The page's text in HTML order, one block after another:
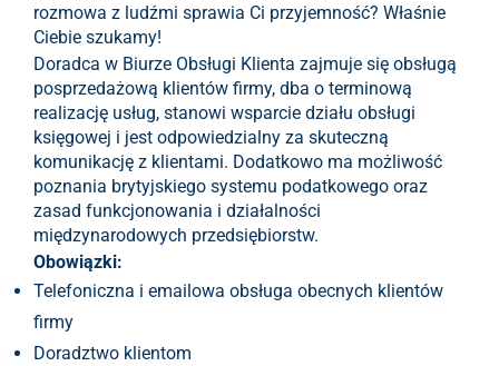
rozmowa z ludźmi sprawia Ci przyjemność? Właśnie
Ciebie szukamy!
Doradca w Biurze Obsługi Klienta zajmuje się obsługą
posprzedażową klientów firmy, dba o terminową
realizację usług, stanowi wsparcie działu obsługi
księgowej i jest odpowiedzialny za skuteczną
komunikację z klientami. Dodatkowo ma możliwość
poznania brytyjskiego systemu podatkowego oraz
zasad funkcjonowania i działalności
międzynarodowych przedsiębiorstw.
Obowiązki:
Telefoniczna i emailowa obsługa obecnych klientów
firmy
Doradztwo klientom